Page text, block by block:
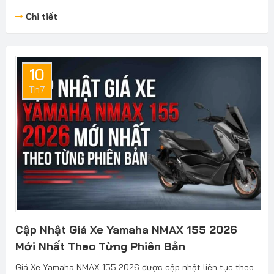
Chi tiết
10
Th7
Cập Nhật Giá Xe Yamaha NMAX 155 2026
Mới Nhất Theo Từng Phiên Bản
Giá Xe Yamaha NMAX 155 2026 được cập nhật liên tục theo